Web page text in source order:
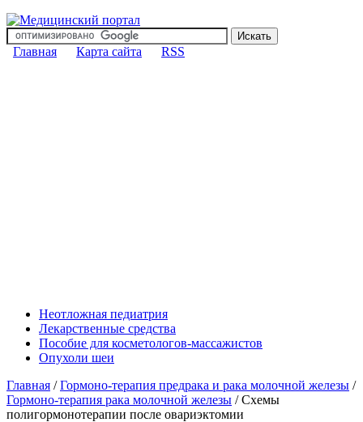
Главная Карта сайта RSS
Неотложная педиатрия
Лекарственные средства
Пособие для косметологов-массажистов
Опухоли шеи
Главная /Гормоно-терапия предрака и рака молочной железы /
Гормоно-терапия рака молочной железы /Схемы
полигормонотерапии после овариэктомии